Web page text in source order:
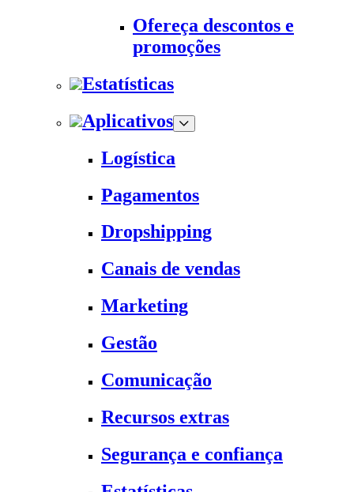
Ofereça descontos e
promoções
Estatísticas
Aplicativos
Logística
Pagamentos
Dropshipping
Canais de vendas
Marketing
Gestão
Comunicação
Recursos extras
Segurança e confiança